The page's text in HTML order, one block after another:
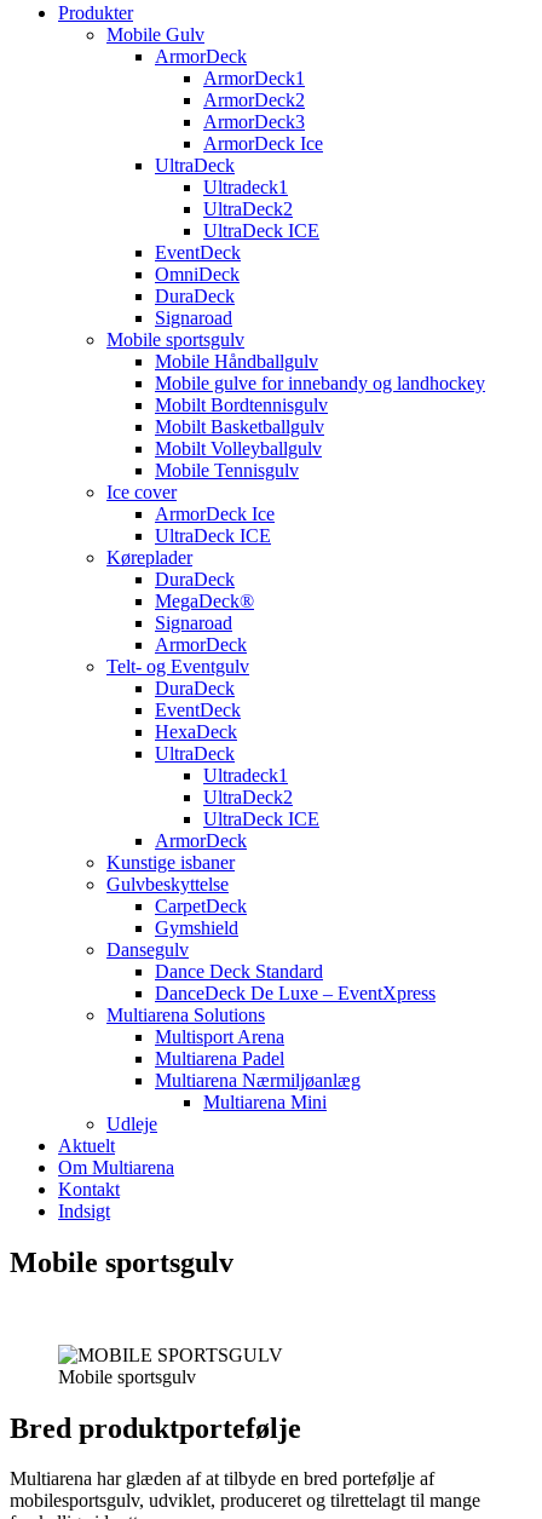
Produkter
Mobile Gulv
ArmorDeck
ArmorDeck1
ArmorDeck2
ArmorDeck3
ArmorDeck Ice
UltraDeck
Ultradeck1
UltraDeck2
UltraDeck ICE
EventDeck
OmniDeck
DuraDeck
Signaroad
Mobile sportsgulv
Mobile Håndballgulv
Mobile gulve for innebandy og landhockey
Mobilt Bordtennisgulv
Mobilt Basketballgulv
Mobilt Volleyballgulv
Mobile Tennisgulv
Ice cover
ArmorDeck Ice
UltraDeck ICE
Køreplader
DuraDeck
MegaDeck®
Signaroad
ArmorDeck
Telt- og Eventgulv
DuraDeck
EventDeck
HexaDeck
UltraDeck
Ultradeck1
UltraDeck2
UltraDeck ICE
ArmorDeck
Kunstige isbaner
Gulvbeskyttelse
CarpetDeck
Gymshield
Dansegulv
Dance Deck Standard
DanceDeck De Luxe – EventXpress
Multiarena Solutions
Multisport Arena
Multiarena Padel
Multiarena Nærmiljøanlæg
Multiarena Mini
Udleje
Aktuelt
Om Multiarena
Kontakt
Indsigt
Mobile sportsgulv
Mobile sportsgulv
Bred produktportefølje
Multiarena har glæden af at tilbyde en bred portefølje af
mobilesportsgulv, udviklet, produceret og tilrettelagt til mange